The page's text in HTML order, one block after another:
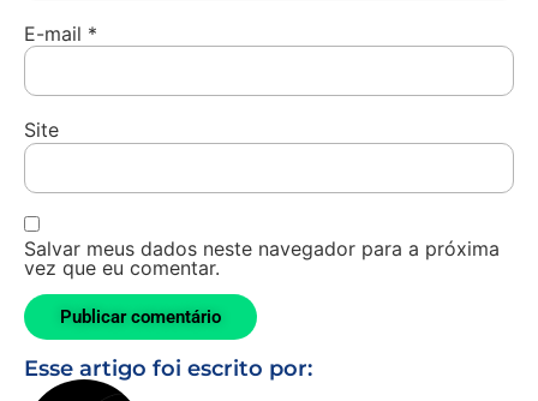
E-mail *
Site
Salvar meus dados neste navegador para a próxima
vez que eu comentar.
Esse artigo foi escrito por: